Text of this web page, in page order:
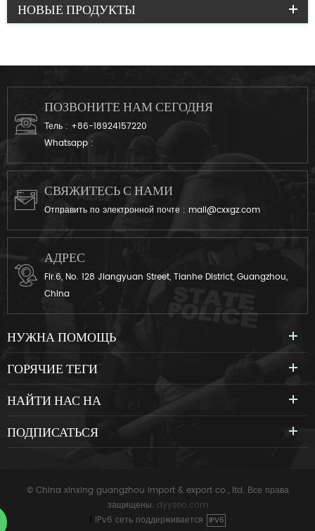
НОВЫЕ ПРОДУКТЫ
ПОЗВОНИТЕ НАМ СЕГОДНЯ
Тель : +86-18924157220
Whatsapp :
СВЯЖИТЕСЬ С НАМИ
Отправить по электронной почте : mail@cxxgz.com
АДРЕС
Flr.6, No. 128 Jiangyuan Street, Tianhe District, Guangzhou,
China
НУЖНА ПОМОЩЬ
ГОРЯЧИЕ ТЕГИ
НАЙТИ НАС НА
ПОДПИСАТЬСЯ
© China xinxing guangzhou import & export co., ltd. Все права
защищены. dyyseo.com
IPv6 сеть поддерживается IPV6